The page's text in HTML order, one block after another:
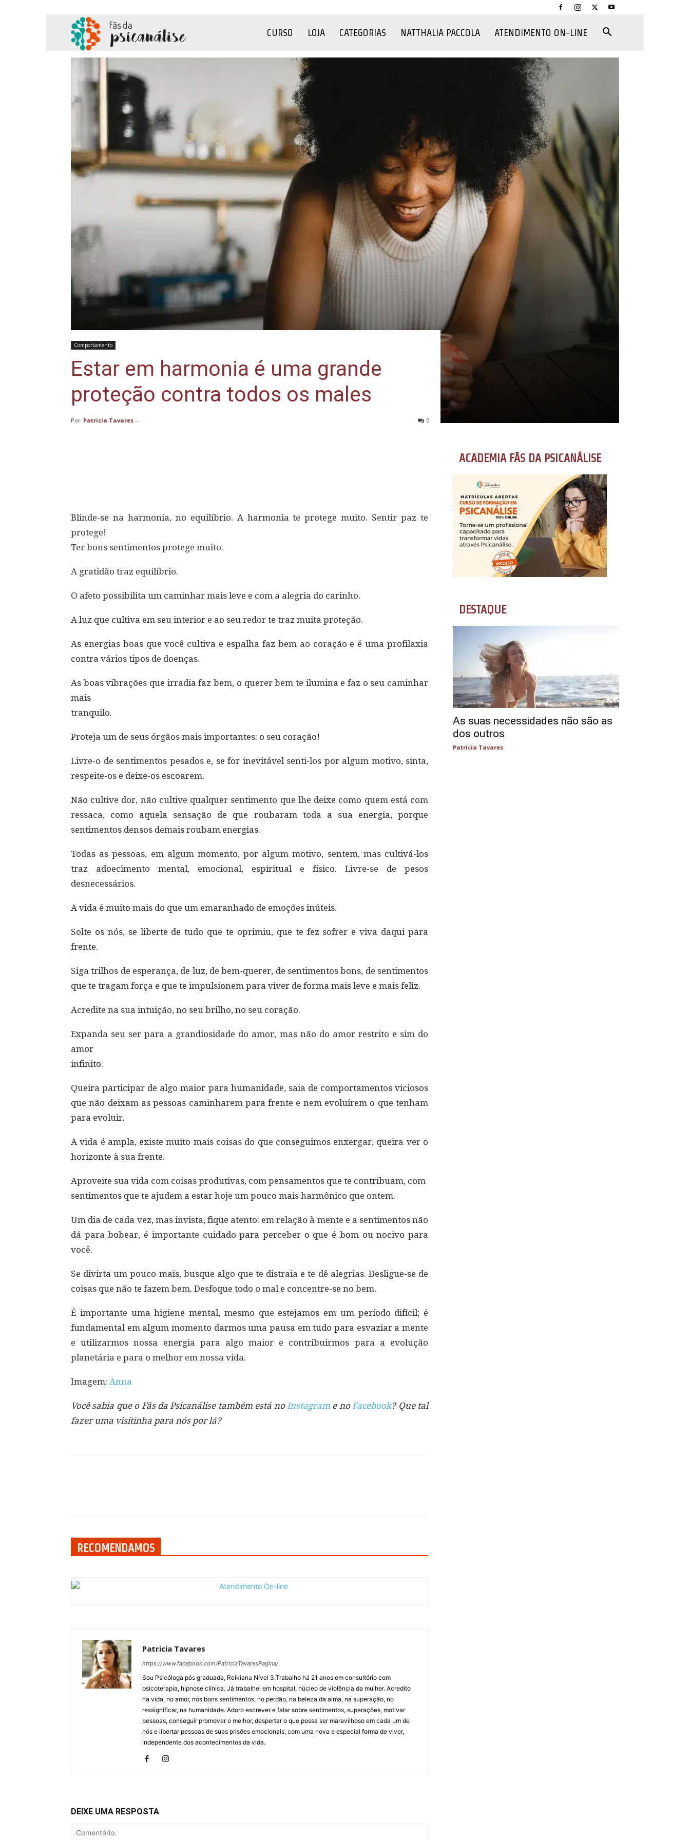
CURSO LOJA CATEGORIAS NATTHALIA PACCOLA ATENDIMENTO ON-LINE
Comportamento
Estar em harmonia é uma grande
proteção contra todos os males
Por Patricia Tavares - 0
Blinde-se na harmonia, no equilíbrio. A harmonia te protege muito. Sentir paz te
protege!
Ter bons sentimentos protege muito.
A gratidão traz equilíbrio.
O afeto possibilita um caminhar mais leve e com a alegria do carinho.
A luz que cultiva em seu interior e ao seu redor te traz muita proteção.
As energias boas que você cultiva e espalha faz bem ao coração e é uma profilaxia
contra vários tipos de doenças.
As boas vibrações que irradia faz bem, o querer bem te ilumina e faz o seu caminhar
mais
tranquilo.
Proteja um de seus órgãos mais importantes: o seu coração!
Livre-o de sentimentos pesados e, se for inevitável senti-los por algum motivo, sinta,
respeite-os e deixe-os escoarem.
Não cultive dor, não cultive qualquer sentimento que lhe deixe como quem está com
ressaca, como aquela sensação de que roubaram toda a sua energia, porque
sentimentos densos demais roubam energias.
Todas as pessoas, em algum momento, por algum motivo, sentem, mas cultivá-los
traz adoecimento mental, emocional, espiritual e físico. Livre-se de pesos
desnecessários.
A vida é muito mais do que um emaranhado de emoções inúteis.
Solte os nós, se liberte de tudo que te oprimiu, que te fez sofrer e viva daqui para
frente.
Siga trilhos de esperança, de luz, de bem-querer, de sentimentos bons, de sentimentos
que te tragam força e que te impulsionem para viver de forma mais leve e mais feliz.
Acredite na sua intuição, no seu brilho, no seu coração.
Expanda seu ser para a grandiosidade do amor, mas não do amor restrito e sim do
amor
infinito.
Queira participar de algo maior para humanidade, saia de comportamentos viciosos
que não deixam as pessoas caminharem para frente e nem evoluírem o que tenham
para evoluir.
A vida é ampla, existe muito mais coisas do que conseguimos enxergar, queira ver o
horizonte à sua frente.
Aproveite sua vida com coisas produtivas, com pensamentos que te contribuam, com
sentimentos que te ajudem a estar hoje um pouco mais harmônico que ontem.
Um dia de cada vez, mas invista, fique atento: em relação à mente e a sentimentos não
dá para bobear, é importante cuidado para perceber o que é bom ou nocivo para
você.
Se divirta um pouco mais, busque algo que te distraia e te dê alegrias. Desligue-se de
coisas que não te fazem bem. Desfoque todo o mal e concentre-se no bem.
É importante uma higiene mental, mesmo que estejamos em um período difícil; é
fundamental em algum momento darmos uma pausa em tudo para esvaziar a mente
e utilizarmos nossa energia para algo maior e contribuirmos para a evolução
planetária e para o melhor em nossa vida.
Imagem: Anna
Você sabia que o Fãs da Psicanálise também está noInstagram e noFacebook? Que tal
fazer uma visitinha para nós por lá?
RECOMENDAMOS
Patricia Tavares
https://www.facebook.com/PatriciaTavaresPagina/
Sou Psicóloga pós graduada, Reikiana Nível 3.Trabalho há 21 anos em consultório com
psicoterapia, hipnose clínica. Já trabalhei em hospital, núcleo de violência da mulher. Acredito
na vida, no amor, nos bons sentimentos, no perdão, na beleza da alma, na superação, no
ressignificar, na humanidade. Adoro escrever e falar sobre sentimentos, superações, motivar
pessoas, conseguir promover o melhor, despertar o que possa ser maravilhoso em cada um de
nós e libertar pessoas de suas prisões emocionais, com uma nova e especial forma de viver,
independente dos acontecimentos da vida.
DEIXE UMA RESPOSTA
ACADEMIA FÃS DA PSICANÁLISE
DESTAQUE
As suas necessidades não são as
dos outros
Patricia Tavares